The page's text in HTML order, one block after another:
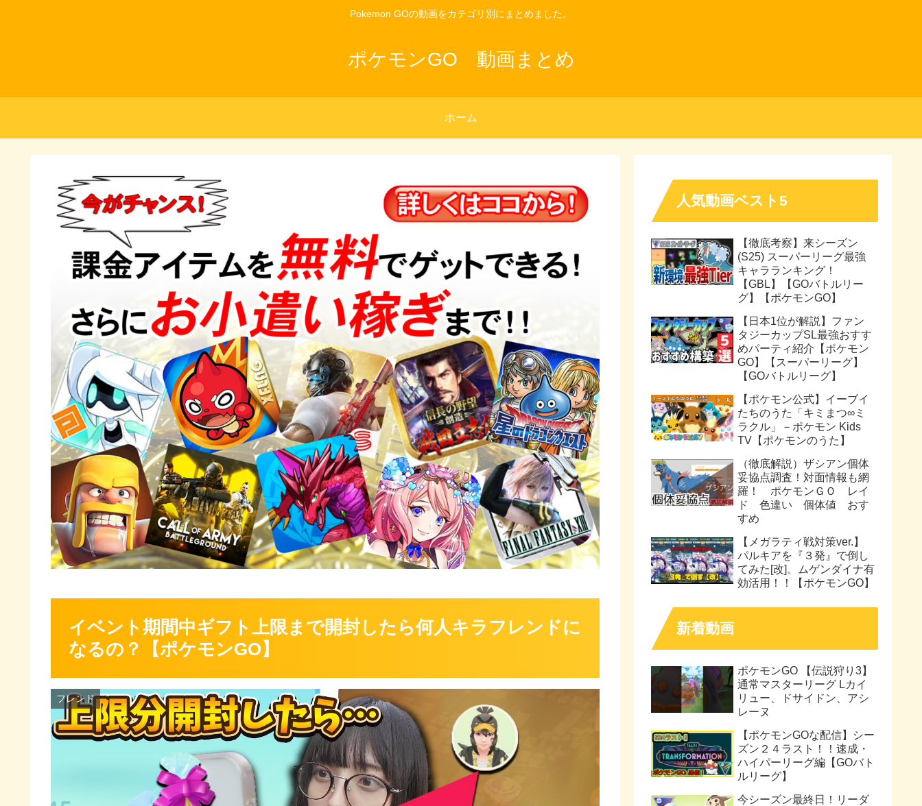
Pokemon GOの動画をカテゴリ別にまとめました。
ポケモンGO 動画まとめ
ホーム
イベント期間中ギフト上限まで開封したら何人キラフレンドに
なるの？【ポケモンGO】
フレンド
人気動画ベスト5
【徹底考察】来シーズン
(S25) スーパーリーグ最強
キャラランキング！
【GBL】【GOバトルリー
グ】【ポケモンGO】
【日本1位が解説】ファン
タジーカップSL最強おすす
めパーティ紹介【ポケモン
GO】【スーパーリーグ】
【GOバトルリーグ】
【ポケモン公式】イーブイ
たちのうた「キミまつ∞ミ
ラクル」－ポケモン Kids
TV【ポケモンのうた】
（徹底解説）ザシアン個体
妥協点調査！対面情報も網
羅！ ポケモンＧＯ レイ
ド 色違い 個体値 おす
すめ
【メガラティ戦対策ver.】
パルキアを『３発』で倒し
てみた[改]。ムゲンダイナ有
効活用！！【ポケモンGO】
新着動画
ポケモンGO 【伝説狩り3】
通常マスターリーグ Lカイ
リュー、ドサイドン、アシ
レーヌ
【ポケモンGOな配信】シー
ズン２４ラスト！！速成・
ハイパーリーグ編【GOバト
ルリーグ】
今シーズン最終日！リーダ